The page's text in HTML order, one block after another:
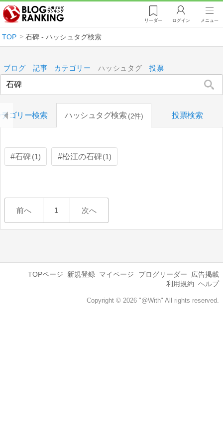
リーダー ログイン メニュー
TOP 石碑 - ハッシュタグ検索
ブログ 記事 カテゴリー ハッシュタグ 投票
ゴリー検索 ハッシュタグ検索 2件 投票検索
石碑 1 松江の石碑 1
前へ 1 次へ
TOPページ 新規登録 マイページ ブログリーダー
広告掲載
利用規約 ヘルプ
Copyright © 2026 "@With" All rights reserved.